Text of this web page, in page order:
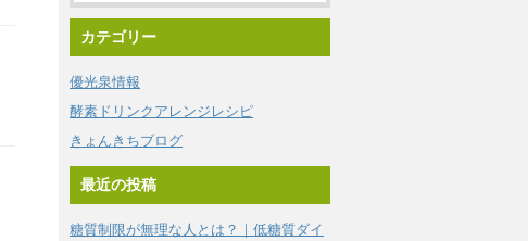
カテゴリー
優光泉情報
酵素ドリンクアレンジレシピ
きょんきちブログ
最近の投稿
糖質制限が無理な人とは？｜低糖質ダイ